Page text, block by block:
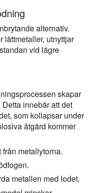
alternativ.
lättmetaller, utnyttjar
vid lägre
skapar
innebär att det
som kollapsar under
åtgärd kommer
metallytorna.
metallen med lodet.